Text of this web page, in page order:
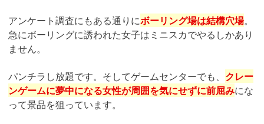
アンケート調査にもある通りにボーリング場は結構穴場。
急にボーリングに誘われた女子はミニスカでやるしかあり
ません。
パンチラし放題です。そしてゲームセンターでも、 クレー
ンゲームに夢中になる女性が周囲を気にせずに前屈みにな
って景品を狙っています。